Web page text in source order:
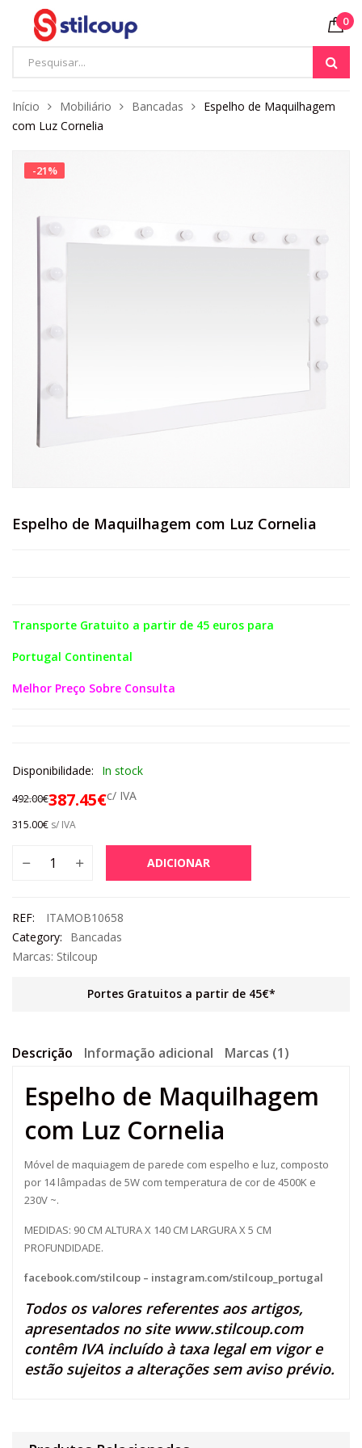
0
Início Mobiliário Bancadas
Espelho de Maquilhagem
com Luz Cornelia
-21%
Espelho de Maquilhagem com Luz Cornelia
Transporte Gratuito a partir de 45 euros para
Portugal Continental
Melhor Preço Sobre Consulta
Disponibilidade: In stock
492.00€387.45€c/ IVA
315.00€ s/ IVA
ADICIONAR
REF:
ITAMOB10658
Category:
Bancadas
Marcas: Stilcoup
Portes Gratuitos a partir de 45€*
Descrição Informação adicional Marcas (1)
Espelho de Maquilhagem
com Luz Cornelia
Móvel de maquiagem de parede com espelho e luz, composto
por 14 lâmpadas de 5W com temperatura de cor de 4500K e
230V ~.
MEDIDAS: 90 CM ALTURA X 140 CM LARGURA X 5 CM
PROFUNDIDADE.
facebook.com/stilcoup – instagram.com/stilcoup_portugal
Todos os valores referentes aos artigos,
apresentados no site www.stilcoup.com
contêm IVA incluído à taxa legal em vigor e
estão sujeitos a alterações sem aviso prévio.